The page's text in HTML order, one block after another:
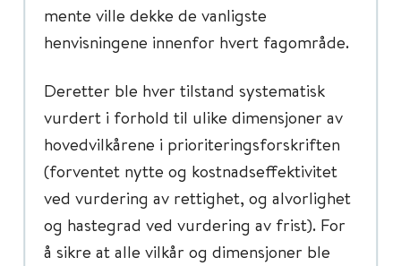
mente ville dekke de vanligste
henvisningene innenfor hvert fagområde.
Deretter ble hver tilstand systematisk
vurdert i forhold til ulike dimensjoner av
hovedvilkårene i prioriteringsforskriften
(forventet nytte og kostnadseffektivitet
ved vurdering av rettighet, og alvorlighet
og hastegrad ved vurdering av frist). For
å sikre at alle vilkår og dimensjoner ble